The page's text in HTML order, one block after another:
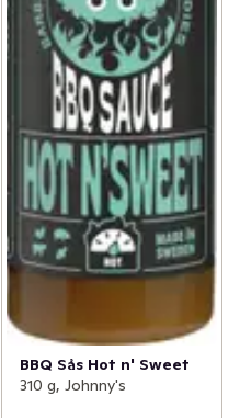
BBQ Sås Hot n' Sweet
310 g, Johnny's